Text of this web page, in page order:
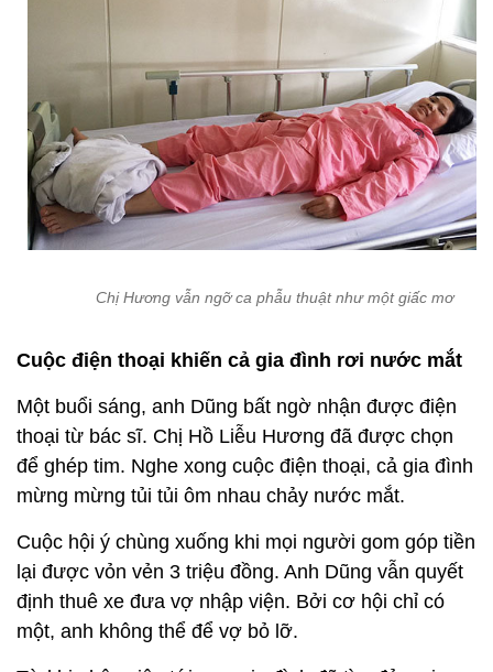
Chị Hương vẫn ngỡ ca phẫu thuật như một giấc mơ
Cuộc điện thoại khiến cả gia đình rơi nước mắt
Một buổi sáng, anh Dũng bất ngờ nhận được điện
thoại từ bác sĩ. Chị Hồ Liễu Hương đã được chọn
để ghép tim. Nghe xong cuộc điện thoại, cả gia đình
mừng mừng tủi tủi ôm nhau chảy nước mắt.
Cuộc hội ý chùng xuống khi mọi người gom góp tiền
lại được vỏn vẻn 3 triệu đồng. Anh Dũng vẫn quyết
định thuê xe đưa vợ nhập viện. Bởi cơ hội chỉ có
một, anh không thể để vợ bỏ lỡ.